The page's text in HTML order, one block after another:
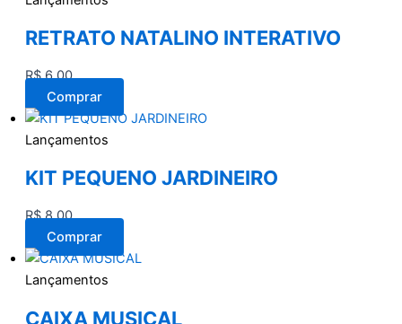
RETRATO NATALINO INTERATIVO
R$6,00
Comprar
Lançamentos
KIT PEQUENO JARDINEIRO
R$8,00
Comprar
Lançamentos
CAIXA MUSICAL